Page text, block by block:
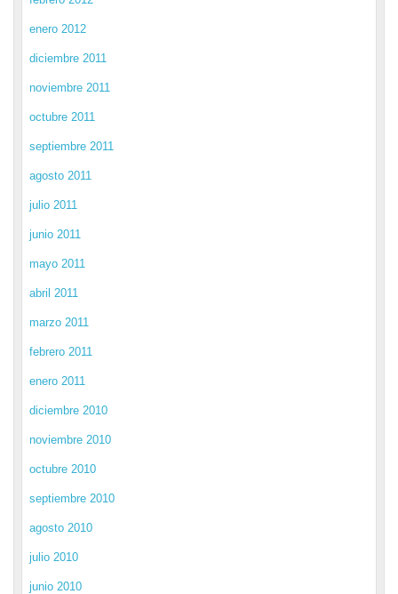
enero 2012
diciembre 2011
noviembre 2011
octubre 2011
septiembre 2011
agosto 2011
julio 2011
junio 2011
mayo 2011
abril 2011
marzo 2011
febrero 2011
enero 2011
diciembre 2010
noviembre 2010
octubre 2010
septiembre 2010
agosto 2010
julio 2010
junio 2010